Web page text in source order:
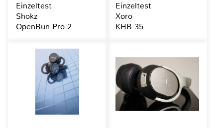
Einzeltest
Shokz
OpenRun Pro 2
Einzeltest
Xoro
KHB 35